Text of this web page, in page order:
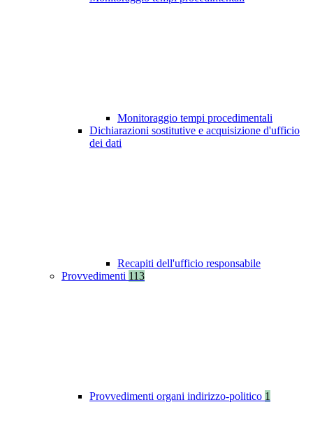
Monitoraggio tempi procedimentali
Dichiarazioni sostitutive e acquisizione d'ufficio
dei dati
Recapiti dell'ufficio responsabile
Provvedimenti 113
Provvedimenti organi indirizzo-politico 1